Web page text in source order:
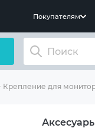
Покупателям
Крепление для